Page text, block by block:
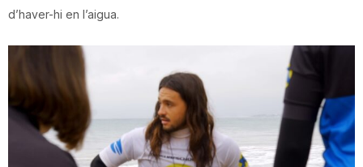
d’haver-hi en l’aigua.